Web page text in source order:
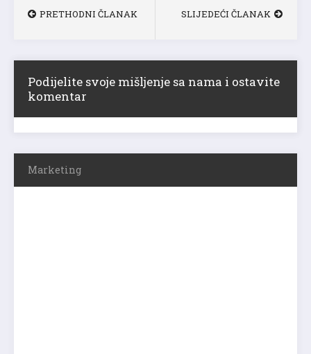
PRETHODNI ČLANAK SLIJEDEĆI ČLANAK
Podijelite svoje mišljenje sa nama i ostavite
komentar
Marketing